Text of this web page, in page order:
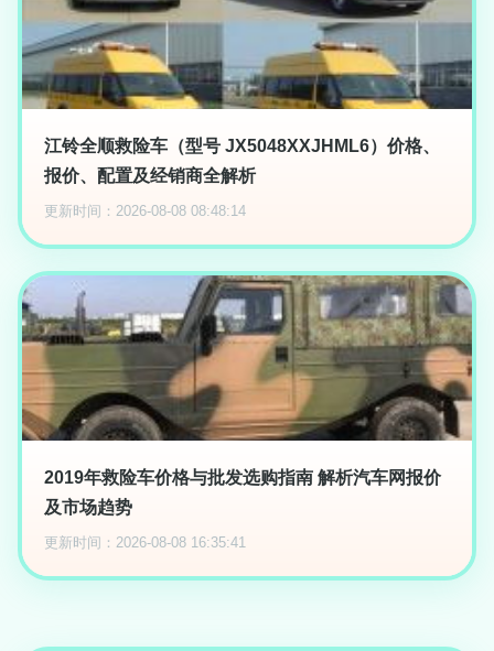
江铃全顺救险车（型号 JX5048XXJHML6）价格、
报价、配置及经销商全解析
更新时间：2026-08-08 08:48:14
2019年救险车价格与批发选购指南 解析汽车网报价
及市场趋势
更新时间：2026-08-08 16:35:41